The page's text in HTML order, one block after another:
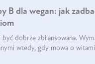
B dla wegan: jak
dobrze zbilansowana.
wtedy, gdy mowa o